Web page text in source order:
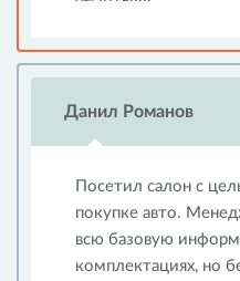
Данил Романов
Посетил салон с
покупке авто.
всю базовую
комплектациях, но